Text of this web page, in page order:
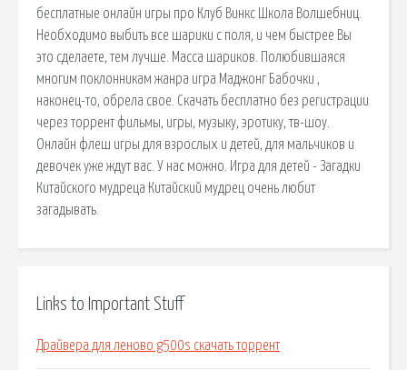
бесплатные онлайн игры про Клуб Винкс Школа Волшебниц.
Необходимо выбить все шарики с поля, и чем быстрее Вы
это сделаете, тем лучше. Масса шариков. Полюбившаяся
многим поклонникам жанра игра Маджонг Бабочки ,
наконец-то, обрела свое. Скачать бесплатно без регистрации
через торрент фильмы, игры, музыку, эротику, тв-шоу.
Онлайн флеш игры для взрослых и детей, для мальчиков и
девочек уже ждут вас. У нас можно. Игра для детей - Загадки
Китайского мудреца Китайский мудрец очень любит
загадывать.
Links to Important Stuff
Драйвера для леново g500s скачать торрент